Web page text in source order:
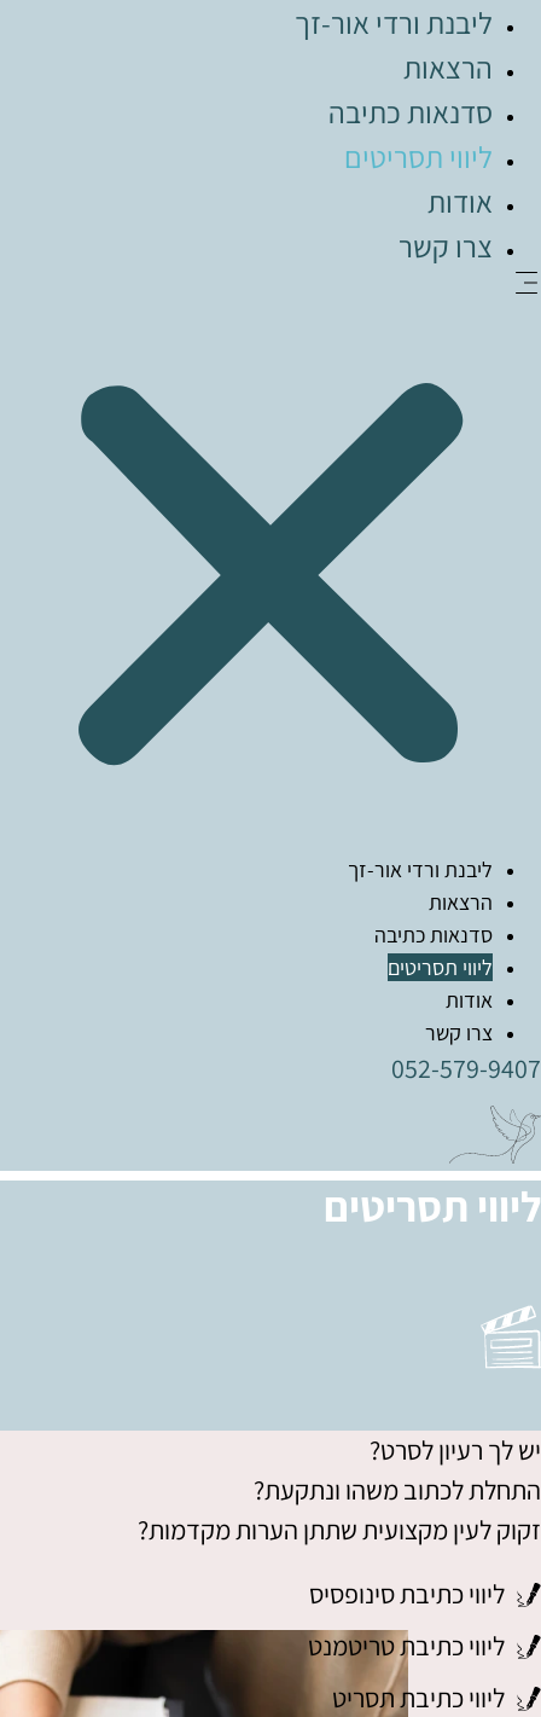
ליבנת ורדי אור-זך
הרצאות
סדנאות כתיבה
ליווי תסריטים
אודות
צרו קשר
ליבנת ורדי אור-זך
הרצאות
סדנאות כתיבה
ליווי תסריטים
אודות
צרו קשר
052-579-9407
ליווי תסריטים
יש לך רעיון לסרט?
התחלת לכתוב משהו ונתקעת?
זקוק לעין מקצועית שתתן הערות מקדמות?
ליווי כתיבת סינופסיס
ליווי כתיבת טריטמנט
ליווי כתיבת תסריט